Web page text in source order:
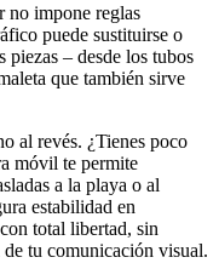
no impone reglas
puede sustituirse o
piezas – desde los tubos
que también sirve
al revés. ¿Tienes poco
móvil te permite
a la playa o al
estabilidad en
total libertad, sin
tu comunicación visual.